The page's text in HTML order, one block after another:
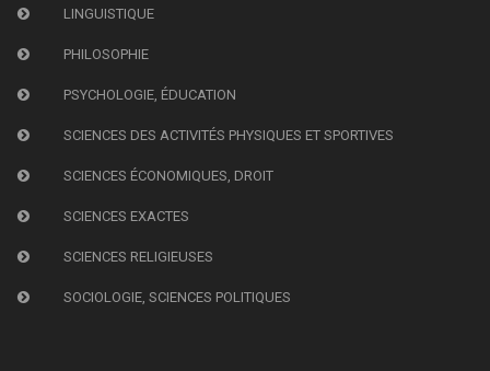
LINGUISTIQUE
PHILOSOPHIE
PSYCHOLOGIE, ÉDUCATION
SCIENCES DES ACTIVITÉS PHYSIQUES ET SPORTIVES
SCIENCES ÉCONOMIQUES, DROIT
SCIENCES EXACTES
SCIENCES RELIGIEUSES
SOCIOLOGIE, SCIENCES POLITIQUES